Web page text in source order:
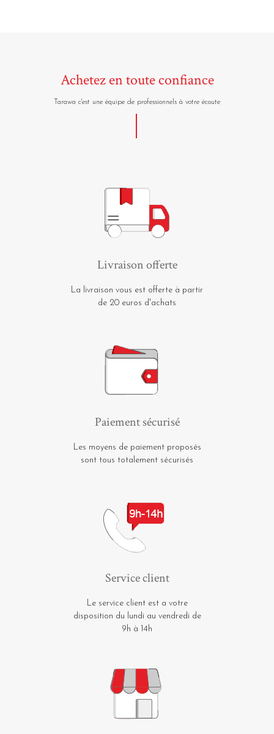
Achetez en toute confiance
Tarawa c'est une équipe de professionnels à votre écoute
Livraison offerte
La livraison vous est offerte à partir
de 20 euros d'achats
Paiement sécurisé
Les moyens de paiement proposés
sont tous totalement sécurisés
Service client
Le service client est a votre
disposition du lundi au vendredi de
9h à 14h